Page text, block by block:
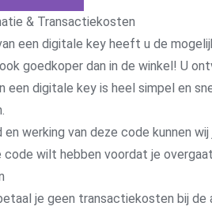
& Transactiekosten
een digitale key heeft u de
goedkoper dan in de winkel! U
een digitale key is heel simpel en
en werking van deze code kunnen
wilt hebben voordat je
je geen transactiekosten bij